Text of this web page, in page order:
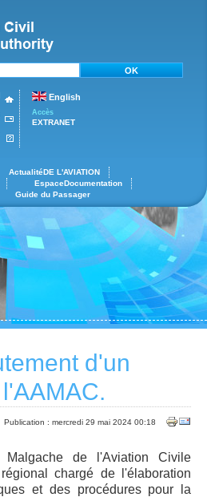
OK
English
Accès
EXTRANET
ActualitéDE L'AVIATION
EspaceDocumentation
Guide du Passager
d'un
Publication : mercredi 29 mai 2024 00:18
Malgache de l'Aviation Civile
chargé de l'élaboration
et des procédures pour la